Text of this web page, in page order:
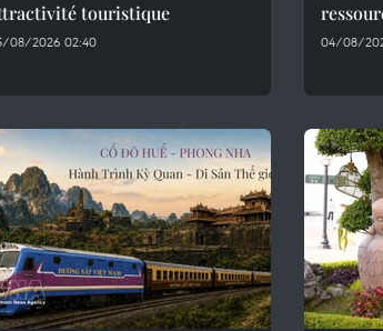
touristique
08/2026 02:40 04/08/